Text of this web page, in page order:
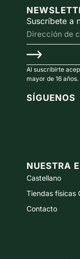
Suscríbete a
Al suscribirte
mayor de 16 años.
SÍGUENOS
NUESTRA
Castellano
Tiendas físicas
Contacto